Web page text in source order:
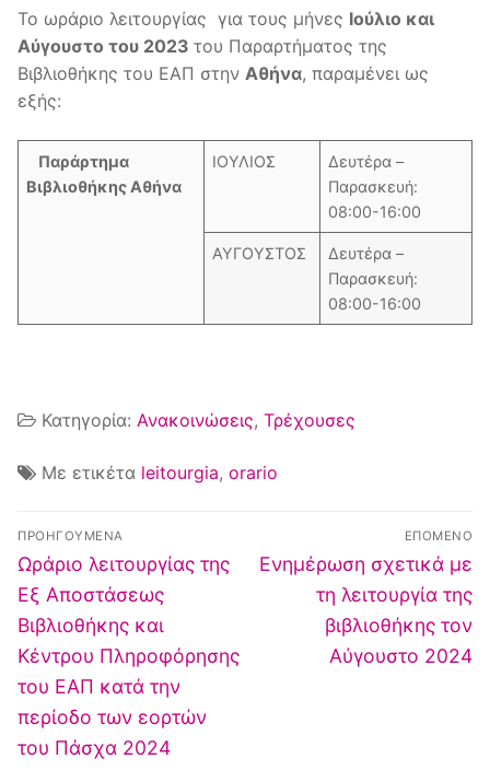
Μηχανή Αναζήτησης Ηλεκτρονικών πηγών
SUMMON
Ψηφιακή εργαλειοθήκη έργου PRESS
Ηλεκτρονικό υλικό ελεύθερης πρόσβασης
Που θα μας βρείτε
Προσωπικό
Παραρτήματα
Αθήνα
Το ωράριο λειτουργίας για τους μήνες Ιούλιο και
Αύγουστο του 2023 του Παραρτήματος της
Βιβλιοθήκης του ΕΑΠ στην Αθήνα, παραμένει ως
εξής:
Παράρτημα
Βιβλιοθήκης Αθήνα
ΙΟΥΛΙΟΣ
Δευτέρα –
Παρασκευή:
08:00-16:00
ΑΥΓΟΥΣΤΟΣ
Δευτέρα –
Παρασκευή:
08:00-16:00
Κατηγορία: Ανακοινώσεις, Τρέχουσες
Με ετικέτα leitourgia, orario
ΠΡΟΗΓΟΎΜΕΝΑ
Ωράριο λειτουργίας της
Εξ Αποστάσεως
Βιβλιοθήκης και
Κέντρου Πληροφόρησης
του ΕΑΠ κατά την
περίοδο των εορτών
του Πάσχα 2024
ΕΠΌΜΕΝΟ
Ενημέρωση σχετικά με
τη λειτουργία της
βιβλιοθήκης τον
Αύγουστο 2024